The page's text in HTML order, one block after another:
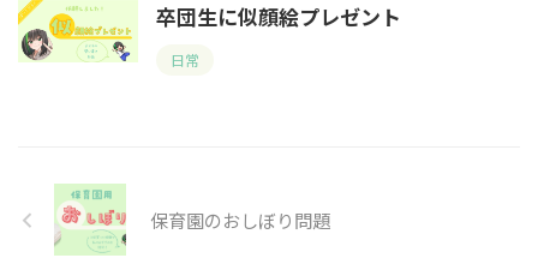
卒団生に似顔絵プレゼント
日常
保育園のおしぼり問題